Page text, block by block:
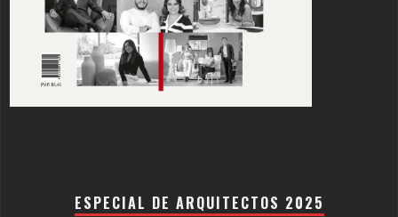
ESPECIAL DE ARQUITECTOS 2025